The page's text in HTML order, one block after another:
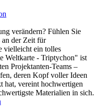
verändern? Fühlen Sie
an der Zeit für
vielleicht ein tolles
Weltkarte - Triptychon" ist
Projektanten-Teams –
deren Kopf voller Ideen
hat, vereint hochwertigen
Materialien in sich.